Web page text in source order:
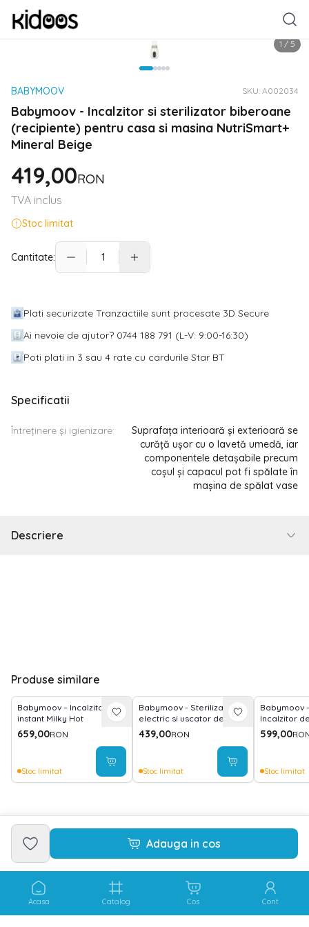
1 / 5
BABYMOOV SKU: A002034
Babymoov - Incalzitor si sterilizator biberoane
(recipiente) pentru casa si masina NutriSmart+
Mineral Beige
419,00RON
TVA inclus
Stoc limitat
Cantitate:
Plati securizate Tranzactiile sunt procesate 3D Secure
Ai nevoie de ajutor? 0744 188 791 (L-V: 9:00-16:30)
Poti plati in 3 sau 4 rate cu cardurile Star BT
Specificatii
Întreținere și igienizare:
Suprafața interioară și exterioară se
curăță ușor cu o lavetă umedă, iar
componentele detașabile precum
coșul și capacul pot fi spălate în
mașina de spălat vase
Descriere
Adauga in cos
Produse similare
Babymoov – Incalzitor
instant Milky Hot
659,00RON
Stoc limitat
Babymoov - Sterilizator
electric si uscator de
biberoane 2 in 1 Turbo (+)
439,00RON
Stoc limitat
Babymoov
Incalzitor
portabil si
Mineral
599,00
Stoc limitat
Acasa Catalog Cos Cont